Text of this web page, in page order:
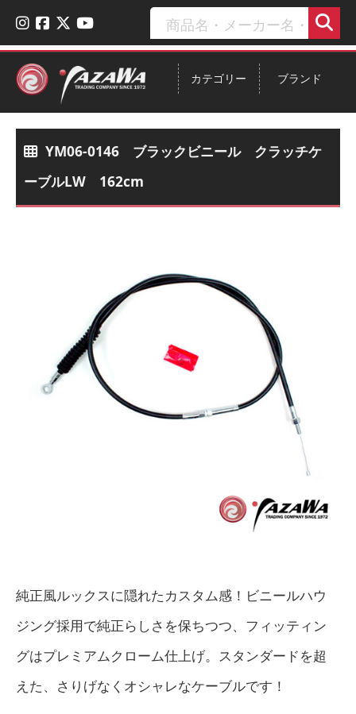
ブランド
カテゴリー
YM06-0146 ブラックビニール クラッチケ
ーブルLW 162cm
純正風ルックスに隠れたカスタム感！ビニールハウ
ジング採用で純正らしさを保ちつつ、フィッティン
グはプレミアムクローム仕上げ。スタンダードを超
えた、さりげなくオシャレなケーブルです！